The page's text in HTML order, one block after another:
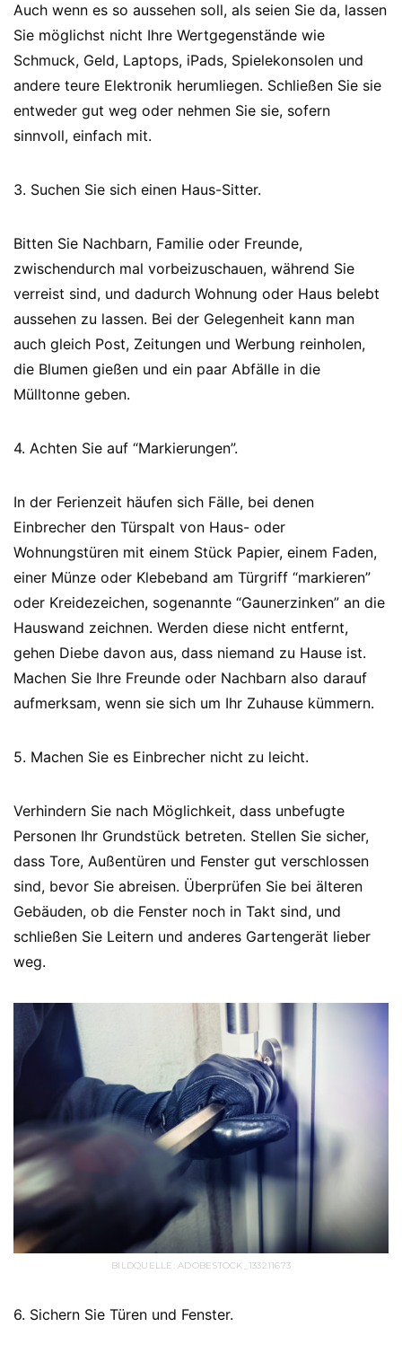
Auch wenn es so aussehen soll, als seien Sie da, lassen
Sie möglichst nicht Ihre Wertgegenstände wie
Schmuck, Geld, Laptops, iPads, Spielekonsolen und
andere teure Elektronik herumliegen. Schließen Sie sie
entweder gut weg oder nehmen Sie sie, sofern
sinnvoll, einfach mit.
3. Suchen Sie sich einen Haus-Sitter.
Bitten Sie Nachbarn, Familie oder Freunde,
zwischendurch mal vorbeizuschauen, während Sie
verreist sind, und dadurch Wohnung oder Haus belebt
aussehen zu lassen. Bei der Gelegenheit kann man
auch gleich Post, Zeitungen und Werbung reinholen,
die Blumen gießen und ein paar Abfälle in die
Mülltonne geben.
4. Achten Sie auf “Markierungen”.
In der Ferienzeit häufen sich Fälle, bei denen
Einbrecher den Türspalt von Haus- oder
Wohnungstüren mit einem Stück Papier, einem Faden,
einer Münze oder Klebeband am Türgriff “markieren”
oder Kreidezeichen, sogenannte “Gaunerzinken” an die
Hauswand zeichnen. Werden diese nicht entfernt,
gehen Diebe davon aus, dass niemand zu Hause ist.
Machen Sie Ihre Freunde oder Nachbarn also darauf
aufmerksam, wenn sie sich um Ihr Zuhause kümmern.
5. Machen Sie es Einbrecher nicht zu leicht.
Verhindern Sie nach Möglichkeit, dass unbefugte
Personen Ihr Grundstück betreten. Stellen Sie sicher,
dass Tore, Außentüren und Fenster gut verschlossen
sind, bevor Sie abreisen. Überprüfen Sie bei älteren
Gebäuden, ob die Fenster noch in Takt sind, und
schließen Sie Leitern und anderes Gartengerät lieber
weg.
BILDQUELLE: ADOBESTOCK_133211673
6. Sichern Sie Türen und Fenster.